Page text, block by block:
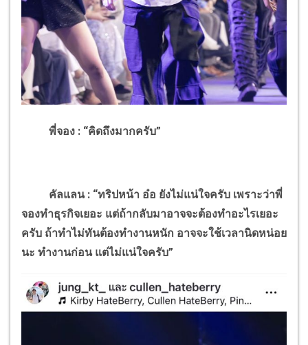
พี่จอง : “คิดถึงมากครับ”
คัลแลน : “ทริปหน้า อ๋อ ยังไม่แน่ใจครับ เพราะว่าพี่
จองทำธุรกิจเยอะ แต่ถ้ากลับมาอาจจะต้องทำอะไรเยอะ
ครับ ถ้าทำไม่ทันต้องทำงานหนัก อาจจะใช้เวลานิดหน่อย
นะ ทำงานก่อน แต่ไม่แน่ใจครับ”